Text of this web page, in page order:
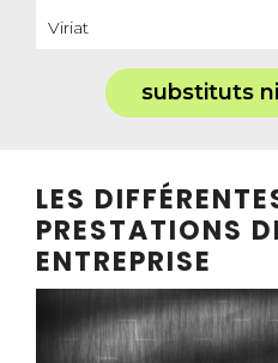
Viriat
substituts
LES
PRESTATIONS
ENTREPRISE